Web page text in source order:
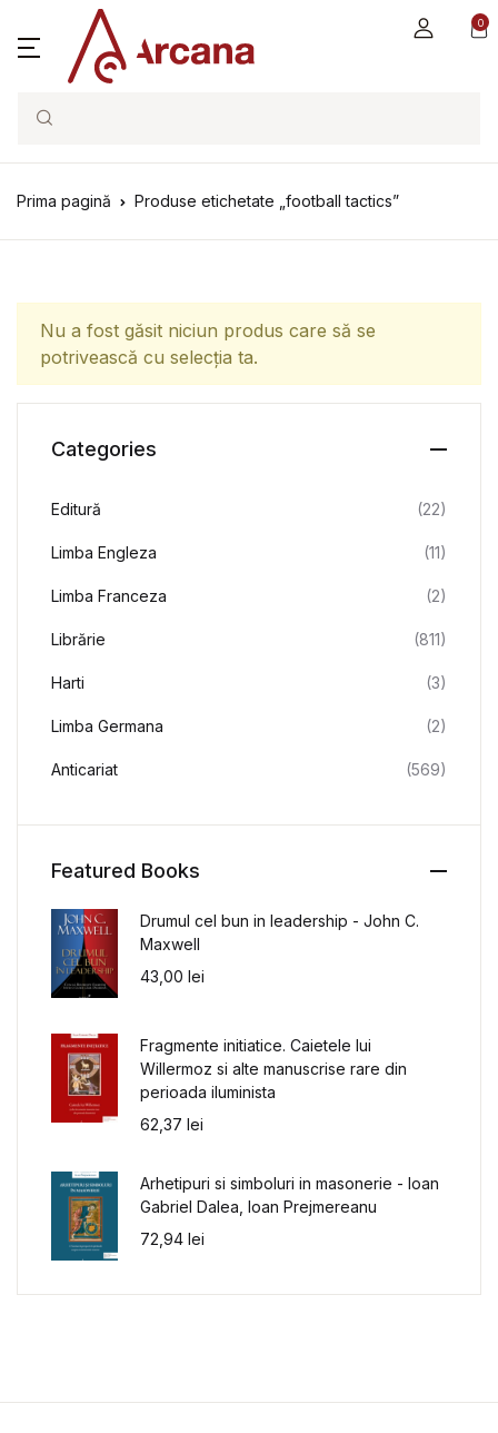
0
Search
Prima pagină Produse etichetate „football tactics”
Nu a fost găsit niciun produs care să se
potrivească cu selecția ta.
Categories
Editură (22)
Limba Engleza (11)
Limba Franceza (2)
Librărie (811)
Harti (3)
Limba Germana (2)
Anticariat (569)
Featured Books
Drumul cel bun in leadership - John C.
Maxwell
43,00 lei
Fragmente initiatice. Caietele lui
Willermoz si alte manuscrise rare din
perioada iluminista
62,37 lei
Arhetipuri si simboluri in masonerie - Ioan
Gabriel Dalea, Ioan Prejmereanu
72,94 lei